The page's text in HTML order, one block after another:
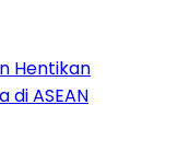
Hentikan
di ASEAN